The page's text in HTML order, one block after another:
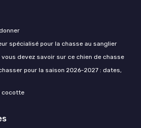
spécialisé pour la chasse au sanglier
devez savoir sur ce chien de chasse
pour la saison 2026-2027 : dates,
cocotte